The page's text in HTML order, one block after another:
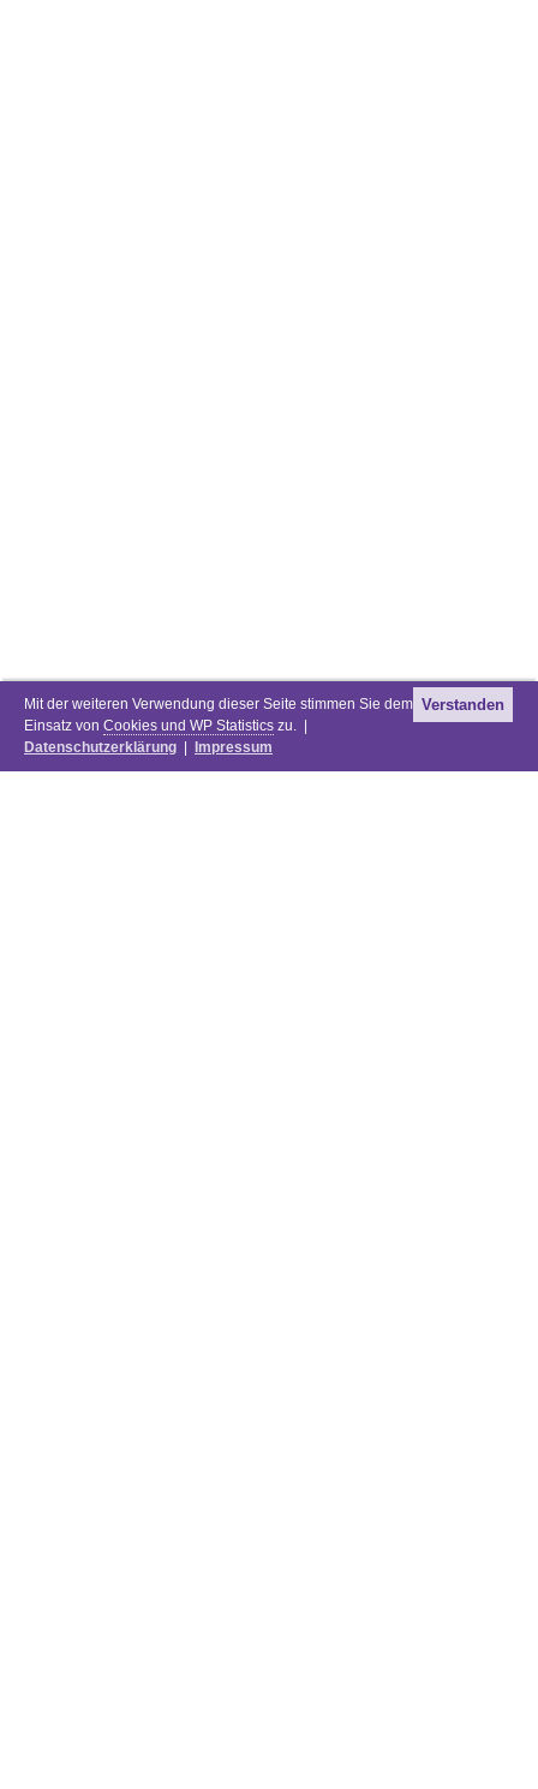
Mit der weiteren Verwendung dieser Seite stimmen Sie dem
Einsatz von Cookies und WP Statistics zu. |
Datenschutzerklärung
Impressum
Verstanden